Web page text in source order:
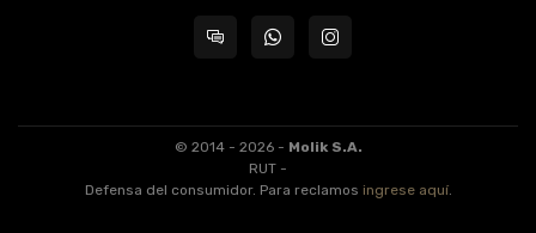
© 2014 - 2026 - Molik S.A.
RUT -
Defensa del consumidor. Para reclamos ingrese aquí.